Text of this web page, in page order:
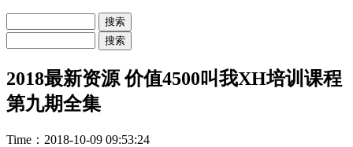
2018最新资源 价值4500叫我XH培训课程
第九期全集
Time： 2018-10-09 09:53:24